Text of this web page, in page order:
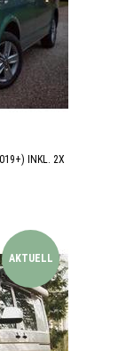
INKL. 2X
AKTUELL